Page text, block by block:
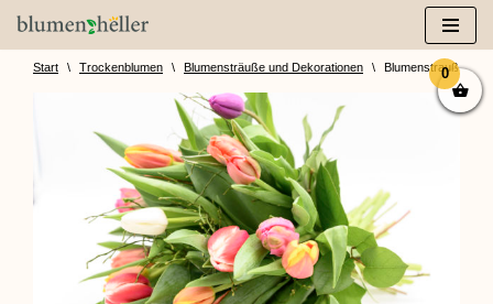
Zum
InhaltStart \ Trockenblumen \ Blumensträuße und Dekorationen \ Blumenstrauß
0